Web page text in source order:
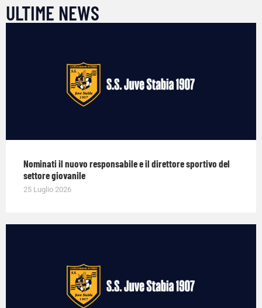
ULTIME NEWS
Nominati il nuovo responsabile e il direttore sportivo del
settore giovanile
25 Luglio 2026